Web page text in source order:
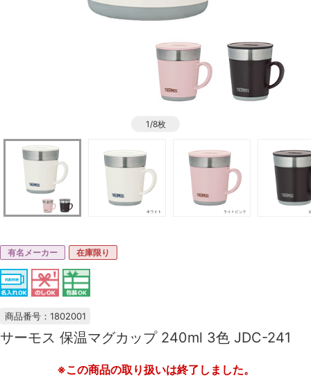
1/8枚
有名メーカー 在庫限り
商品番号：1802001
サーモス 保温マグカップ 240ml 3色 JDC-241
※この商品の取り扱いは終了しました。